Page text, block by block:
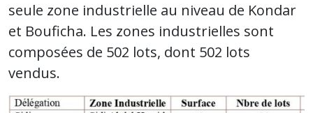
seule zone industrielle au niveau de Kondar
et Bouficha. Les zones industrielles sont
composées de 502 lots, dont 502 lots
vendus.